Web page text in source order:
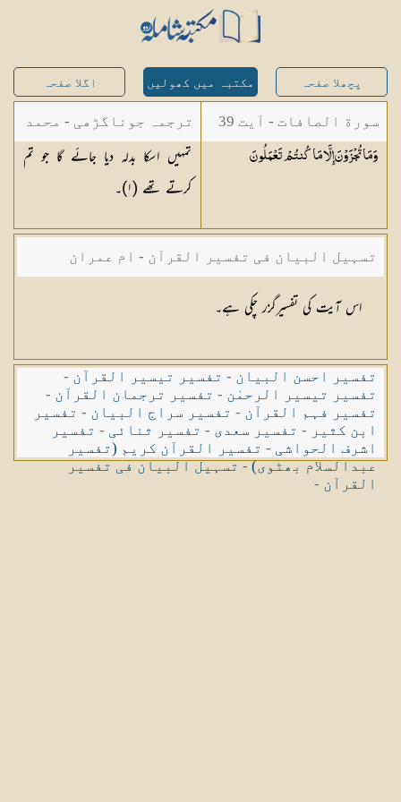
پچھلا صفحہ مکتبہ میں کھولیں اگلا صفحہ
سورة الصافات - آیت 39
وَمَا تُجْزَوْنَ إِلَّا مَا كُنتُمْتَعْمَلُونَ
ترجمہ جوناگڑھی - محمد
جونا گڑھی
تمہیں اسکا بدلہ دیا جائے گا جو تم
کرتے تھے (١)۔
تسہیل البیان فی تفسیر القرآن - ام عمران
شکیلہ بنت میاں فضل حسین
اس آیت کی تفسیرگزر چکی ہے۔
تفسیر احسن البیان - تفسیر تیسیر القرآن -
تفسیر تیسیر الرحمٰن - تفسیر ترجمان القرآن -
تفسیر فہم القرآن - تفسیر سراج البیان - تفسیر
ابن کثیر - تفسیر سعدی - تفسیر ثنائی - تفسیر
اشرف الحواشی - تفسیر القرآن کریم (تفسیر
عبدالسلام بھٹوی)-تسہیل البیان فی تفسیر
القرآن -